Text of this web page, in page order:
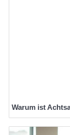
Warum ist